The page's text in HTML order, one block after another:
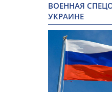
ВОЕННАЯ
УКРАИНЕ